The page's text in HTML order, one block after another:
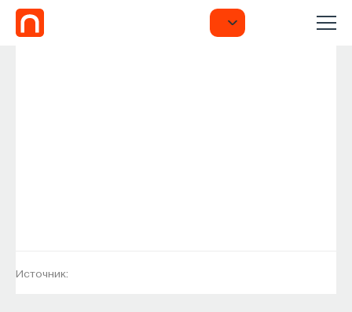
Источник: